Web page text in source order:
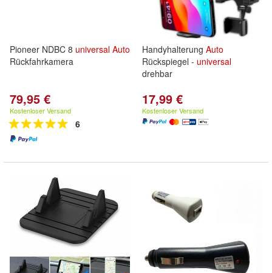
Pioneer NDBC 8 universal Auto
Rückfahrkamera
79,95 €
Kostenloser Versand
6
Handyhalterung Auto
Rückspiegel - universal
drehbar
17,99 €
Kostenloser Versand